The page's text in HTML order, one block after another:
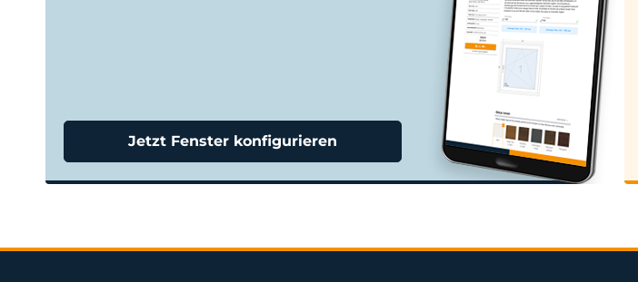
Jetzt Fenster konfigurieren